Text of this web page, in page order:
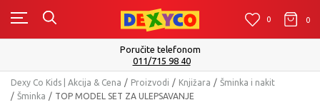
0 0 0
Poručite telefonom
011/715 98 40
Dexy Co Kids | Akcija & Cena Proizvodi Knjižara
Šminka i nakit
Šminka
TOP MODEL SET ZA ULEPSAVANJE